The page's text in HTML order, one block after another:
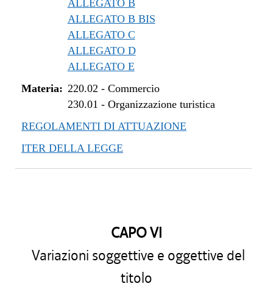
ALLEGATO B
ALLEGATO B BIS
ALLEGATO C
ALLEGATO D
ALLEGATO E
Materia: 220.02 - Commercio
230.01 - Organizzazione turistica
REGOLAMENTI DI ATTUAZIONE
ITER DELLA LEGGE
CAPO VI
Variazioni soggettive e oggettive del
titolo